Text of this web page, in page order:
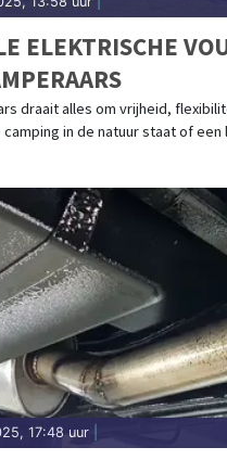
ELEKTRISCHE
draait alles om vrijheid,
in de natuur staat of
17:48 uur